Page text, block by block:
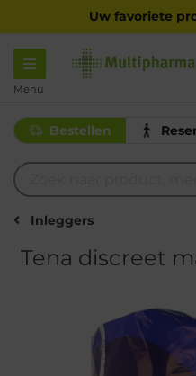
Uw favoriete
Menu
Bestellen
Inleggers
Tena discreet